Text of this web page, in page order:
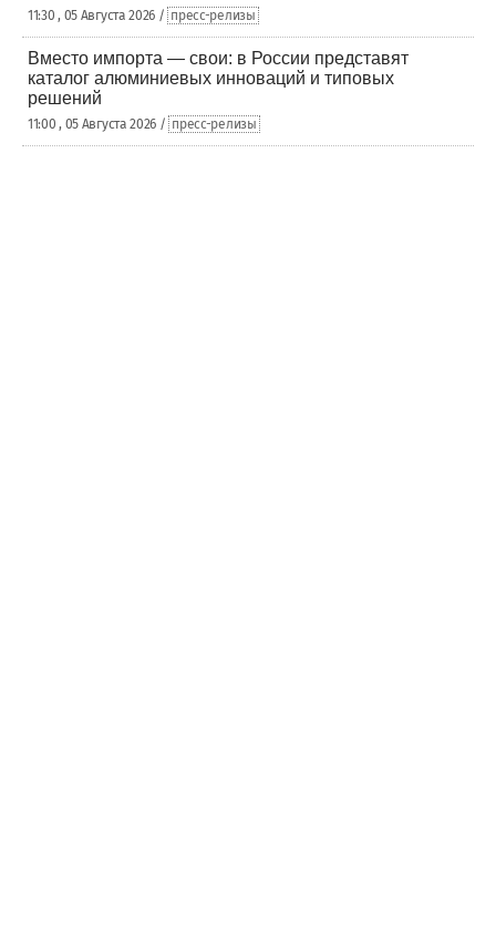
11:30 , 05 Августа 2026 / пресс-релизы
Вместо импорта — свои: в России представят
каталог алюминиевых инноваций и типовых
решений
11:00 , 05 Августа 2026 / пресс-релизы